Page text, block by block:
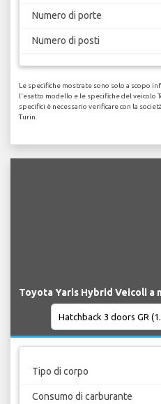
Numero di porte
Numero di posti
Le specifiche mostrate sono solo a scopo
l'esatto modello e le specifiche del veicolo
specifici è necessario verificare con la
Turin.
Toyota Yaris Hybrid Veicoli a
Tipo di corpo
Consumo di carburante